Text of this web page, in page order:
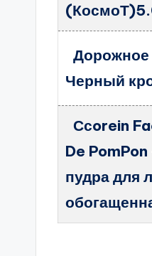
Дорожное
Черный
Ссorein
De
пудра для